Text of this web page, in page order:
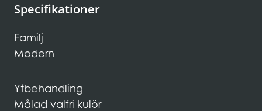
Specifikationer
Familj
Modern
Ytbehandling
Målad valfri kulör